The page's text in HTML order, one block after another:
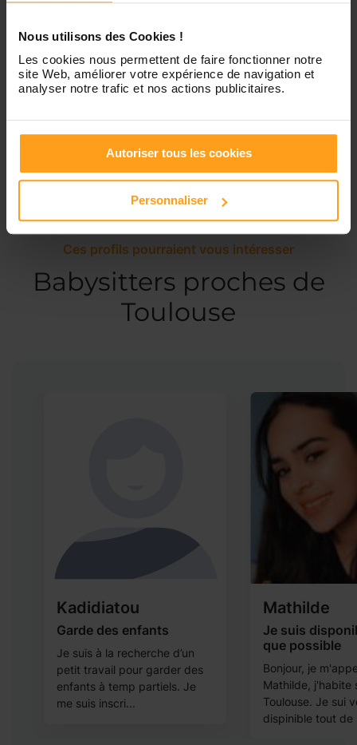
Nous utilisons des Cookies !
Les cookies nous permettent de faire fonctionner notre
site Web, améliorer votre expérience de navigation et
analyser notre trafic et nos actions publicitaires.
Autoriser tous les cookies
Personnaliser
Services proposés
Ces profils pourraient vous intéresser
Babysitters proches de
Toulouse
Kadidiatou
Garde des enfants
Je suis à la recherche d’un
petit travail pour garder des
enfants à temp partiels. Je
me suis inscri...
Mathilde
Je suis
que possible
Bonjour, je
Mathilde, j'habite
Toulouse. Je sui
dispinible tout de